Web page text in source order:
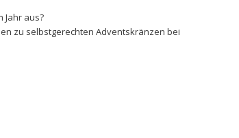
Jahr aus?
zu selbstgerechten Adventskränzen bei